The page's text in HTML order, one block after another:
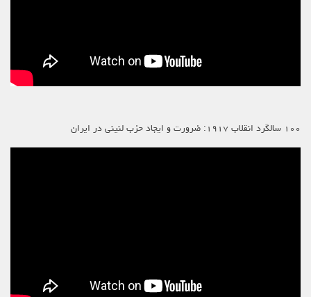
۱۰۰ سالگرد انقلاب ۱۹۱۷: ضرورت و ایجاد حزب لنینی در ایران